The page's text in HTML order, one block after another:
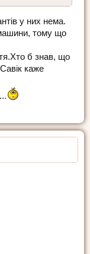
у них нема.
тому що
б знав, що
каже